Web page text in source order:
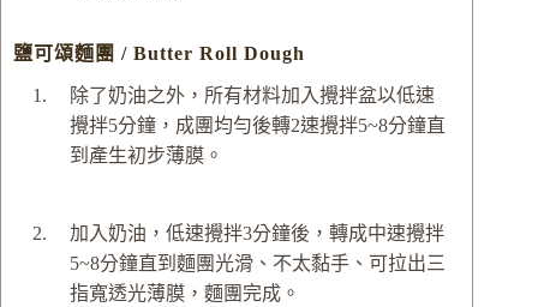
鹽可頌麵團 / Butter Roll Dough
除了奶油之外，所有材料加入攪拌盆以低速
攪拌5分鐘，成團均勻後轉2速攪拌5~8分鐘直
到產生初步薄膜。
加入奶油，低速攪拌3分鐘後，轉成中速攪拌
5~8分鐘直到麵團光滑、不太黏手、可拉出三
指寬透光薄膜，麵團完成。